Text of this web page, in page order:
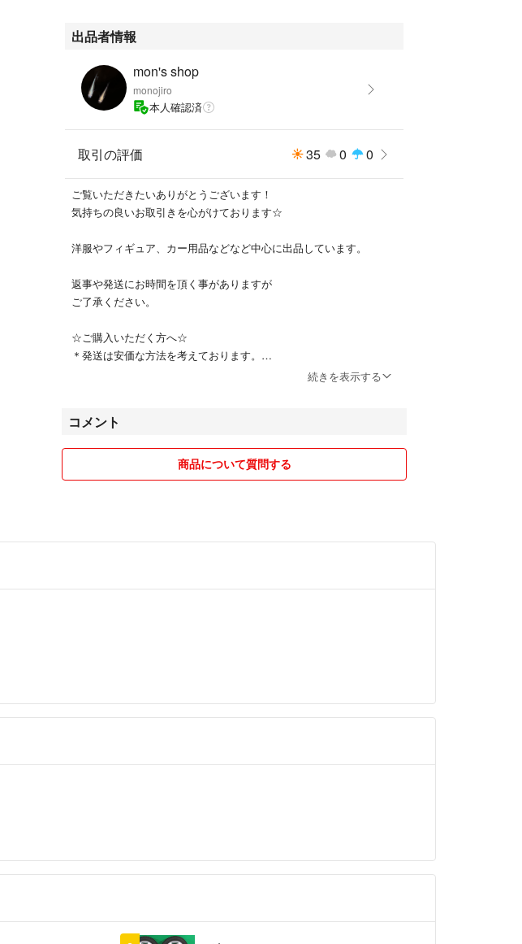
出品者情報
mon's shop
monojiro
本人確認済
取引の評価 35 0 0
ご覧いただきたいありがとうございます！
気持ちの良いお取引きを心がけております☆
洋服やフィギュア、カー用品などなど中心に出品しています。
返事や発送にお時間を頂く事がありますが
ご了承ください。
☆ご購入いただく方へ☆
＊発送は安価な方法を考えております。
＊商品は素人管理の自宅保管になります。
＊ご購入後のクレーム・返品・交換等は
続きを表示する
コメント
商品について質問する